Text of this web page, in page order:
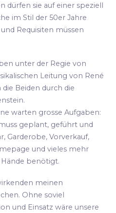
dürfen sie auf einer speziell
im Stil der 50er Jahre
Requisiten müssen
unter der Regie von
Leitung von René
Beiden durch die
warten grosse Aufgaben:
geplant, geführt und
Garderobe, Vorverkauf,
und vieles mehr
benötigt.
meinen
Ohne soviel
und Einsatz wäre unsere